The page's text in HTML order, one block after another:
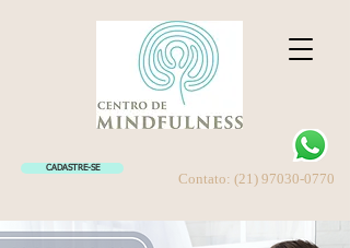
CADASTRE-SE
Contato: (21) 97030-0770